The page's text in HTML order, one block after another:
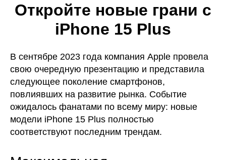
Откройте новые грани с
iPhone 15 Plus
В сентябре 2023 года компания Apple провела
свою очередную презентацию и представила
следующее поколение смартфонов,
повлиявших на развитие рынка. Событие
ожидалось фанатами по всему миру: новые
модели iPhone 15 Plus полностью
соответствуют последним трендам.